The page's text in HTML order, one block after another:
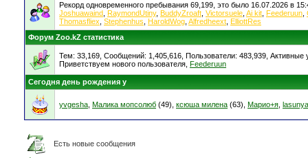
Рекорд одновременного пребывания 69,199, это было 16.07.2026 в
Joshuawaind RaymondUtiny, BuddyZroaft Victorsuele Ai kit Feederuun
Thomasfliex Stephenhus HaroldWog Alfredheext ElliottRes
Форум Zoo.kZ статистика
Тем: 33,169, Сообщений: 1,405,616, Пользователи: 483,939, Активные
Приветствуем нового пользователя, Feederuun
Сегодня день рождения у
yvgesha Малика мопсолюб (49), ксюша милена (63), Марио+я lasunya
Есть новые сообщения